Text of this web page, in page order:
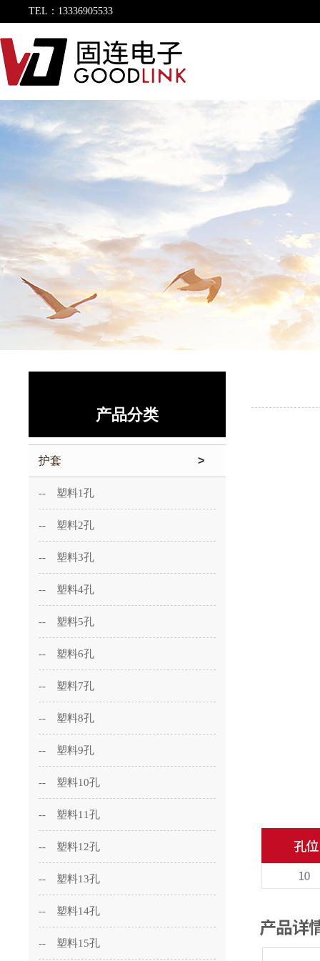
TEL：13336905533
产品分类
护套 >
-- 塑料1孔
-- 塑料2孔
-- 塑料3孔
-- 塑料4孔
-- 塑料5孔
-- 塑料6孔
-- 塑料7孔
-- 塑料8孔
-- 塑料9孔
-- 塑料10孔
-- 塑料11孔
-- 塑料12孔
-- 塑料13孔
-- 塑料14孔
-- 塑料15孔